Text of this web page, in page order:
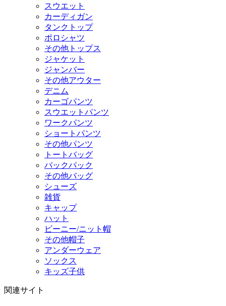
スウエット
カーディガン
タンクトップ
ポロシャツ
その他トップス
ジャケット
ジャンバー
その他アウター
デニム
カーゴパンツ
スウエットパンツ
ワークパンツ
ショートパンツ
その他パンツ
トートバッグ
バックパック
その他バッグ
シューズ
雑貨
キャップ
ハット
ビーニー/ニット帽
その他帽子
アンダーウェア
ソックス
キッズ子供
関連サイト